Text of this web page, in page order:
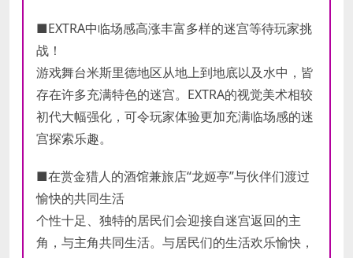
■EXTRA中临场感高涨丰富多样的迷宫等待玩家挑
战！
游戏舞台米斯里德地区从地上到地底以及水中，皆
存在许多充满特色的迷宫。EXTRA的视觉美术相较
初代大幅强化，可令玩家体验更加充满临场感的迷
宫探索乐趣。
■在赏金猎人的酒馆兼旅店“龙姬亭”与伙伴们渡过
愉快的共同生活
个性十足、独特的居民们会迎接自迷宫返回的主
角，与主角共同生活。与居民们的生活欢乐愉快，